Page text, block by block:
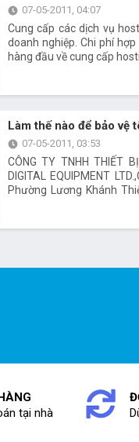
07-05-2011, 04:07
Cung cấp các dịch vụ
doanh nghiệp. Chi phí
hàng đầu về cung cấp
Làm thế nào để bảo vệ
07-05-2011, 03:53
CÔNG TY TNHH THIẾT
DIGITAL EQUIPMENT
Phường Lương Khánh
3 683 345 Fax :
tại nhà